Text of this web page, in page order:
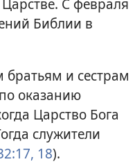
С февраля
Библии в
и сестрам
оказанию
Царство Бога
служители
18).